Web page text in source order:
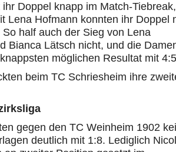
Doppel knapp im Match-
Lena Hofmann konnten ihr Doppel
half auch der Sieg von Lena
Bianca Lätsch nicht, und die
möglichen Resultat mit
beim TC Schriesheim ihre
gegen den TC Weinheim 1902
deutlich mit 1:8. Lediglich